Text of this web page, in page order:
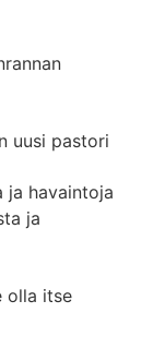
uusi pastori
ja havaintoja
ja
olla itse